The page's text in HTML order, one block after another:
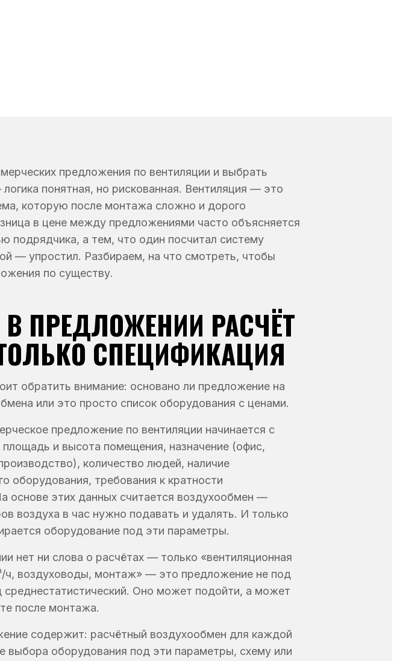
предложения по вентиляции и выбрать
понятная, но рискованная. Вентиляция — это
которую после монтажа сложно и дорого
в цене между предложениями часто объясняется
подрядчика, а тем, что один посчитал систему
— упростил. Разбираем, на что смотреть, чтобы
по существу.
В ПРЕДЛОЖЕНИИ РАСЧЁТ
СПЕЦИФИКАЦИЯ
обратить внимание: основано ли предложение на
или это просто список оборудования с ценами.
предложение по вентиляции начинается с
и высота помещения, назначение (офис,
количество людей, наличие
оборудования, требования к кратности
основе этих данных считается воздухообмен —
воздуха в час нужно подавать и удалять. И только
оборудование под эти параметры.
нет ни слова о расчётах — только «вентиляционная
ч, воздуховоды, монтаж» — это предложение не под
среднестатистический. Оно может подойти, а может
после монтажа.
содержит: расчётный воздухообмен для каждой
выбора оборудования под эти параметры, схему или